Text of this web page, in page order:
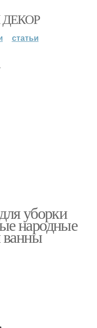
статьи
уборки
народные
ванны